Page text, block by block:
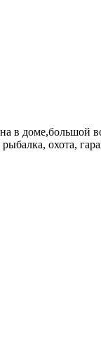
в доме,большой
рыбалка, охота,